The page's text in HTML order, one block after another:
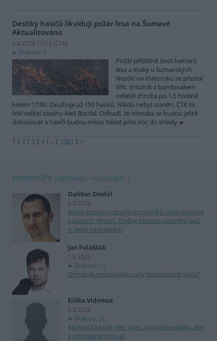
Desítky hasičů likvidují požár lesa na Šumavě
Aktualizováno
4.8.2026 17:13 (ČTK)
Diskuse: 2
Požár přibližně šesti hektarů
lesa a louky u šumavských
Nezdic na Klatovsku se přestal
šířit. Vrtulník s bambivakem
odletěl zhruba po 1,5 hodině
kolem 17:00. Zasahuje až 150 hasičů. Nikdo nebyl zraněn. ČTK to
řekl velitel zásahu Aleš Bucifal. Odhadl, že ohniska se budou ještě
dohašovat a hasiči budou místo hlídat přes noc do středy.
1 | 2 | 3 | 4 | .. | 1581 | »
komentáře nejnovější nejčtenější
Dalibor Dostál
8.8.2026
Místo kosení vyprahlých trávníků odstraňování
invazních dřevin. Změny klimatu promění péči
o zeleň ve městech
Jan Palaščák
7.8.2026
Diskuse: 13
Ohrožuje nedostatek vody budoucnost jádra?
Eliška Vidomus
6.8.2026
Diskuse: 32
Klimatická krize není over. Vyzýváme vládu, aby
ji přestala ignorovat